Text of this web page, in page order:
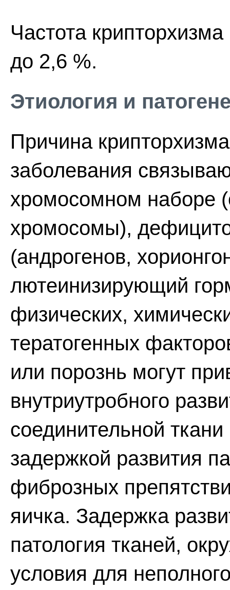
Частота
до 2,6 %.
Этиология и
Причина
заболевания
хромосомном наборе
хромосомы),
(андрогенов,
лютеинизирующий
физических,
тератогенных
или порознь могут
внутриутробного
соединительной
задержкой развития
фиброзных
яичка. Задержка
патология тканей,
условия для